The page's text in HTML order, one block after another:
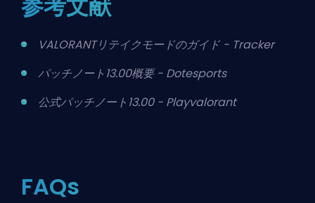
VALORANTリテイクモードのガイド - Tracker
パッチノート13.00概要 - Dotesports
公式パッチノート13.00 - Playvalorant
FAQs